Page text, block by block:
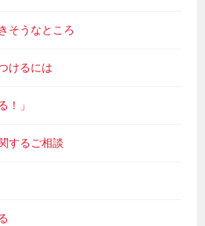
そうなところ
けるには
！」
するご相談